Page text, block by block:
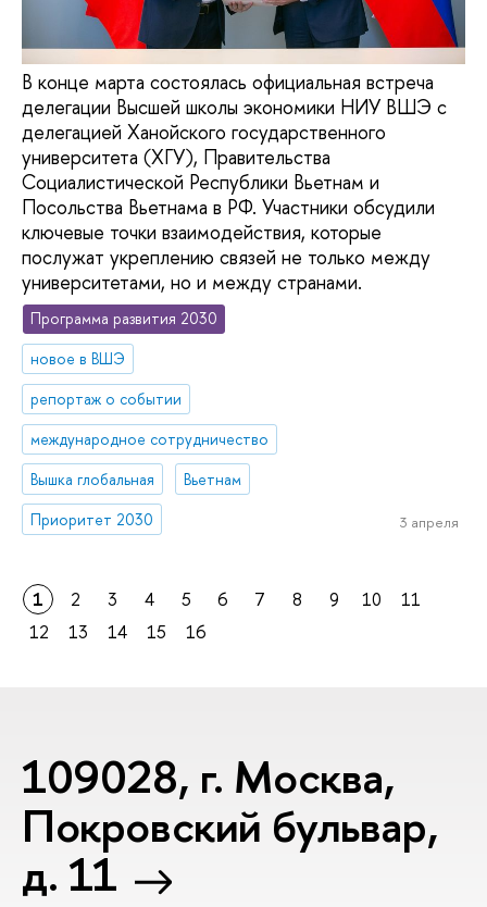
В конце марта состоялась официальная встреча
делегации Высшей школы экономики НИУ ВШЭ с
делегацией Ханойского государственного
университета (ХГУ), Правительства
Социалистической Республики Вьетнам и
Посольства Вьетнама в РФ. Участники обсудили
ключевые точки взаимодействия, которые
послужат укреплению связей не только между
университетами, но и между странами.
Программа развития 2030
новое в ВШЭ
репортаж о событии
международное сотрудничество
Вышка глобальная
Вьетнам
Приоритет 2030
3 апреля
1 2 3 4 5 6 7 8 9 10
11
12
13 14 15 16
109028, г. Москва,
Покровский бульвар,
д. 11